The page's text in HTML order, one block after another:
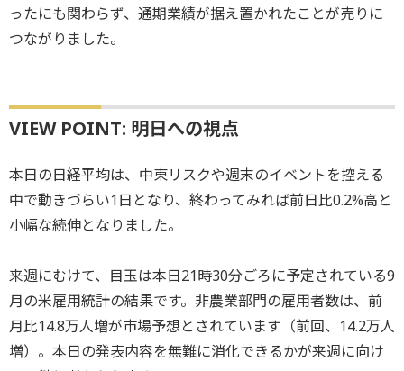
ったにも関わらず、通期業績が据え置かれたことが売りに
つながりました。
VIEW POINT: 明日への視点
本日の日経平均は、中東リスクや週末のイベントを控える
中で動きづらい1日となり、終わってみれば前日比0.2%高と
小幅な続伸となりました。
来週にむけて、目玉は本日21時30分ごろに予定されている9
月の米雇用統計の結果です。非農業部門の雇用者数は、前
月比14.8万人増が市場予想とされています（前回、14.2万人
増）。本日の発表内容を無難に消化できるかが来週に向け